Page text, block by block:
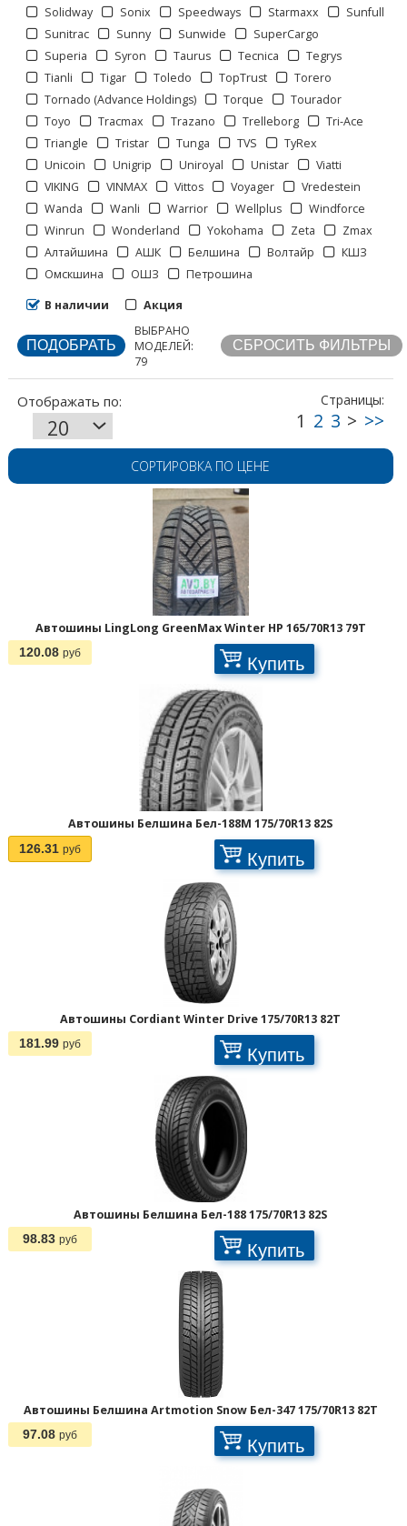
Solidway
Sonix Speedways Starmaxx
Sunfull
Sunitrac
Sunny Sunwide
SuperCargo
Superia
Syron Taurus Tecnica
Tegrys
Tianli
Tigar Toledo TopTrust
Torero
Tornado (Advance Holdings)
Torque
Tourador
Toyo
Tracmax Trazano Trelleborg
Tri-Ace
Triangle
Tristar Tunga TVS
TyRex
Unicoin
Unigrip Uniroyal Unistar
Viatti
VIKING
VINMAX Vittos Voyager
Vredestein
Wanda
Wanli Warrior Wellplus
Windforce
Winrun
Wonderland Yokohama Zeta
Zmax
Алтайшина
АШК Белшина Волтайр
КШЗ
Омскшина
ОШЗ
Петрошина
В наличии
Акция
ВЫБРАНО
МОДЕЛЕЙ:
79
Отображать по:
Страницы:
СОРТИРОВКА ПО ЦЕНЕ
Автошины LingLong GreenMax Winter HP 165/70R13 79T
120.08 руб Купить
Автошины Белшина Бел-188M 175/70R13 82S
126.31 руб Купить
Автошины Cordiant Winter Drive 175/70R13 82T
181.99 руб Купить
Автошины Белшина Бел-188 175/70R13 82S
98.83 руб Купить
Автошины Белшина Artmotion Snow Бел-347 175/70R13 82T
97.08 руб Купить